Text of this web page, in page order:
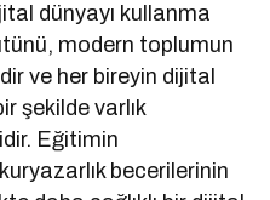
dünyayı kullanma
modern toplumun
ve her bireyin dijital
şekilde varlık
Eğitimin
becerilerinin